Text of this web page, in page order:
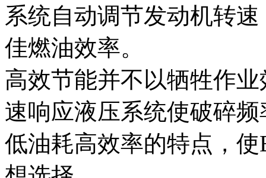
系统自动调节发动机转
佳燃油效率。
高效节能并不以牺牲作
速响应液压系统使破碎
低油耗高效率的特点，